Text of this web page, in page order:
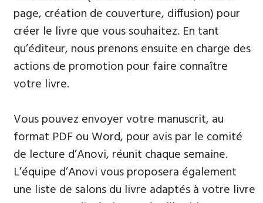
page, création de couverture, diffusion) pour
créer le livre que vous souhaitez. En tant
qu’éditeur, nous prenons ensuite en charge des
actions de promotion pour faire connaître
votre livre.
Vous pouvez envoyer votre manuscrit, au
format PDF ou Word, pour avis par le comité
de lecture d’Anovi, réunit chaque semaine.
L’équipe d’Anovi vous proposera également
une liste de salons du livre adaptés à votre livre